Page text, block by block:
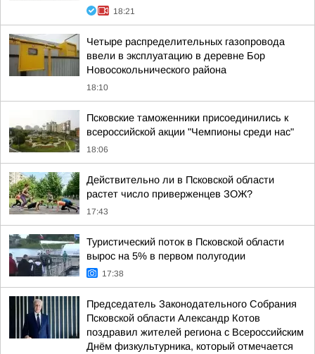
18:21
Четыре распределительных газопровода
ввели в эксплуатацию в деревне Бор
Новосокольнического района
18:10
Псковские таможенники присоединились к
всероссийской акции "Чемпионы среди нас"
18:06
Действительно ли в Псковской области
растет число приверженцев ЗОЖ?
17:43
Туристический поток в Псковской области
вырос на 5% в первом полугодии
17:38
Председатель Законодательного Собрания
Псковской области Александр Котов
поздравил жителей региона с Всероссийским
Днём физкультурника, который отмечается